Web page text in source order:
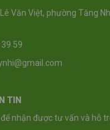
Văn Việt, phường Tăng
59
TIN
nhận được tư vấn và hỗ